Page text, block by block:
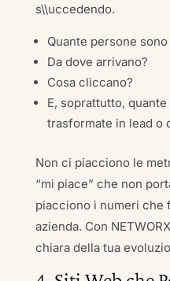
s\\uccedendo.
Quante persone
Da dove arrivano?
Cosa cliccano?
E, soprattutto,
trasformate in lead o
Non ci piacciono le
“mi piace” che non
piacciono i numeri che
azienda. Con
chiara della tua